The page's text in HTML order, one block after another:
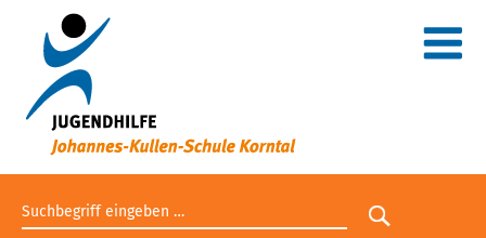
Suchbegriff eingeben
Suche